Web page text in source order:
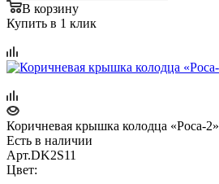
В корзину
Купить в 1 клик
Коричневая крышка колодца «Роса-2»
Есть в наличии
Арт.DK2S11
Цвет: